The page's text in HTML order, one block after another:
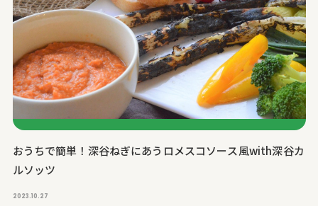
おうちで簡単！深谷ねぎにあうロメスコソース風with深谷カ
ルソッツ
2023.10.27